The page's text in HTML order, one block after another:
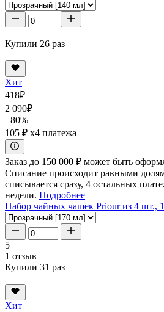
Купили 26 раз
Хит
418₽
2 090₽
−80%
105 ₽ x4 платежа
Заказ до 150 000 ₽ может быть
Списание происходит равными
списывается сразу, 4 остальных
недели. Подробнее
Набор чайных чашек Priour из 4 шт.,
5
1 отзыв
Купили 31 раз
Хит